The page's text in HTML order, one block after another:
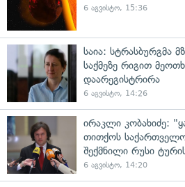
6 აგვისტო, 15:36
საია: სტრასბურგმა
საქმეზე რიგით
დაარეგისტრირა
6 აგვისტო, 14:26
ირაკლი კობახიძე:
თითქოს
შექმნილი რუსი
6 აგვისტო, 14:20